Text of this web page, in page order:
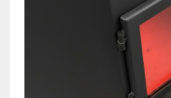
Сибирской Ванны
от владельцев